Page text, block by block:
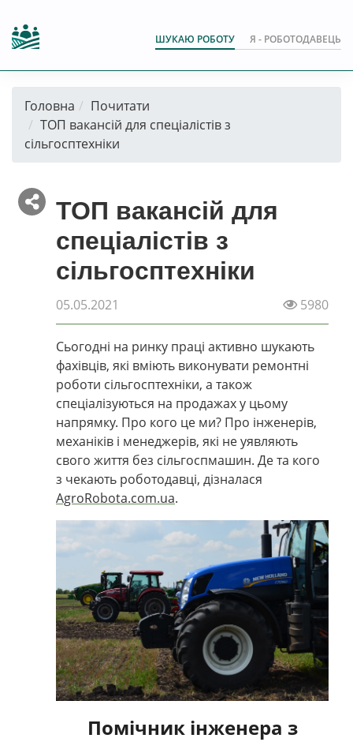
ШУКАЮ РОБОТУ Я - РОБОТОДАВЕЦЬ
Головна
Почитати
ТОП вакансій для спеціалістів з
сільгосптехніки
ТОП вакансій для
спеціалістів з
сільгосптехніки
05.05.2021 5980
Сьогодні на ринку праці активно шукають
фахівців, які вміють виконувати ремонтні
роботи сільгосптехніки, а також
спеціалізуються на продажах у цьому
напрямку. Про кого це ми? Про інженерів,
механіків і менеджерів, які не уявляють
свого життя без сільгоспмашин. Де та кого
з чекають роботодавці, дізналася
AgroRobota.com.ua.
Помічник інженера з